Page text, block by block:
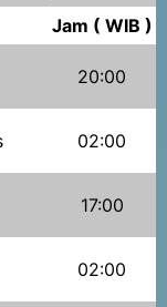
Jam ( WIB )
20:00
02:00
17:00
02:00